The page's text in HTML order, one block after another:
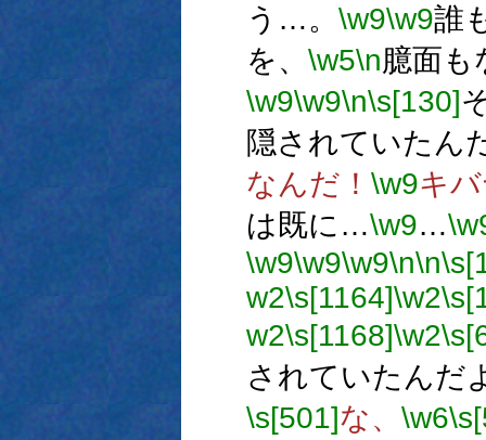
う…。 \w9\w9誰
を、 \w5\n臆面
\w9\w9\n\s[130]
隠されていたん
なんだ！ \w9キ
は既に…\w9…
\w9\w9\w9\n\n
w2\s[1164]\w2
w2\s[1168]\w2
されていたんだ
\s[501]な、 \w6